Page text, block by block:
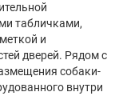
табличками,
и
дверей. Рядом с
собаки-
внутри